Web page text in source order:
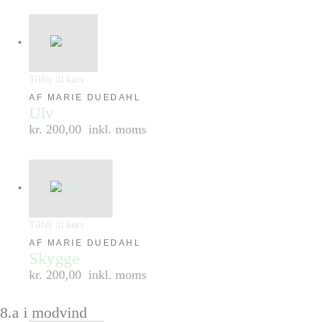
Tilføj til kurv
AF MARIE DUEDAHL
Ulv
kr. 200,00 inkl. moms
Tilføj til kurv
AF MARIE DUEDAHL
Skygge
kr. 200,00 inkl. moms
8.a i modvind